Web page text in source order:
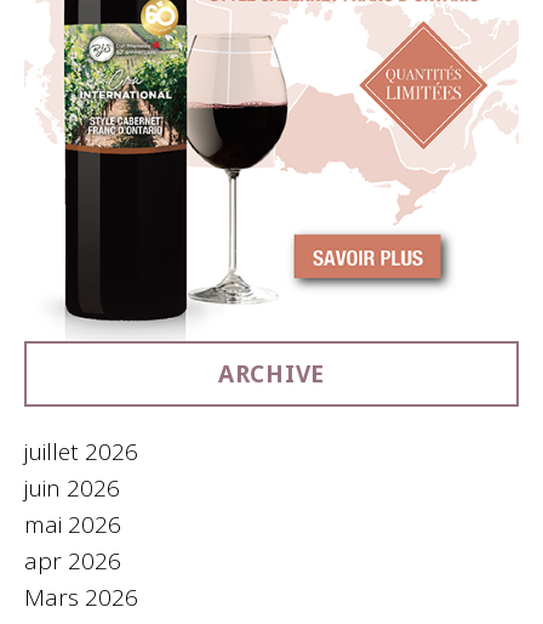
ARCHIVE
juillet 2026
juin 2026
mai 2026
apr 2026
Mars 2026